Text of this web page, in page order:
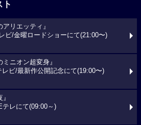
ト
アリエッティ』
ビ/金曜ロードショーにて(21:00〜)
ミニオン超変身』
レビ/最新作公開記念にて(19:00〜)
テレにて(09:00～)